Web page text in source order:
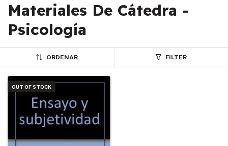
Materiales De Cátedra -
Psicología
ORDENAR FILTER
OUT OF STOCK